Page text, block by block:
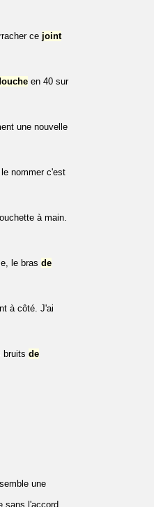
ce joint
en 40 sur
une nouvelle
nommer c'est
à main.
le bras de
à côté. J'ai
bruits de
une
sans l'accord